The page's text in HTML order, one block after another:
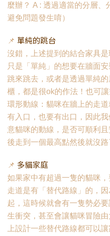
麼辦？ A : 透過適當的分層、
避免問題發生唷）
📌 單純的跳台
沒錯，上述提到的結合家具
只是「單純」的想要在牆面
跳來跳去，或者是透過單純
櫃，都是很ok的作法！也可
環形動線：貓咪在牆上的走
有入口，也要有出口，因此
意貓咪的動線，是否可順利
後走到一個最高點然後就沒路
📌 多貓家庭
如果家中有超過一隻的貓咪
走道是有「替代路線」的，
起，這時候就會有一隻勢必
生衝突，甚至會讓貓咪冒險
上設計一些替代路線都可以